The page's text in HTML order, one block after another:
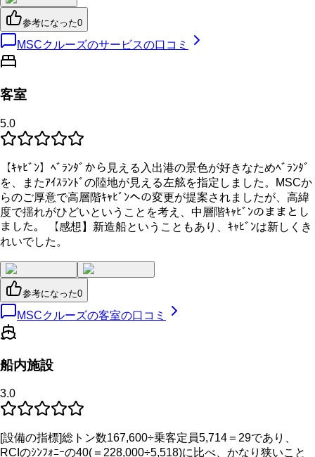
参考になった0
MSCクルーズのサービスの口コミ
客室
5.0
【ｷｬﾋﾞﾝ】ﾍﾞﾗﾝﾀﾞから見える入出港の景色が好きなためﾍﾞﾗﾝﾀﾞ
を、またｱｲｽﾗﾝﾄﾞの陸地が見える左舷を指定しました。MSCか
らのご厚意で高層階ｷｬﾋﾞﾝへの変更が提案されましたが、高緯
度で揺れがひどいということを考え、中層階ｷｬﾋﾞﾝのままとし
ました。 【感想】新造船ということもあり、ｷｬﾋﾞﾝは新しくき
れいでした。
参考になった0
MSCクルーズの客室の口コミ
船内施設
3.0
[設備の指標]総トン数167,600÷乗客定員5,714＝29であり、
RCIのｼﾝﾌｫﾆｰの40(＝228,000÷5,518)に比べ、かなり狭いこと